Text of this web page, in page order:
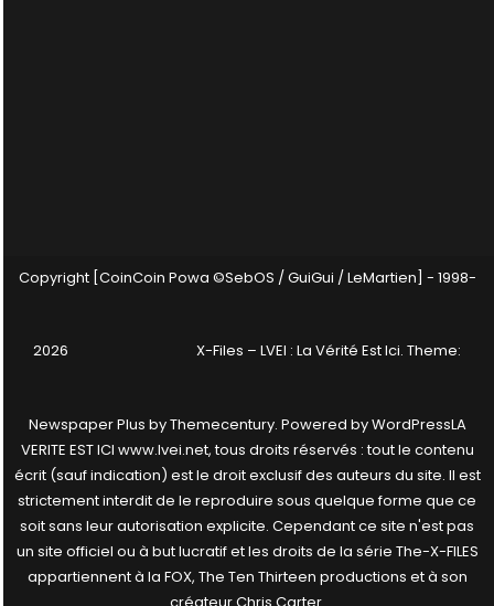
Copyright [CoinCoin Powa ©SebOS / GuiGui / LeMartien] - 1998-
2026 X-Files – LVEI : La Vérité Est Ici. Theme:
Newspaper Plus byThemecentury. Powered byWordPressLA
VERITE EST ICI www.lvei.net, tous droits réservés : tout le contenu
écrit (sauf indication) est le droit exclusif des auteurs du site. Il est
strictement interdit de le reproduire sous quelque forme que ce
soit sans leur autorisation explicite. Cependant ce site n'est pas
un site officiel ou à but lucratif et les droits de la série The-X-FILES
appartiennent à la FOX, The Ten Thirteen productions et à son